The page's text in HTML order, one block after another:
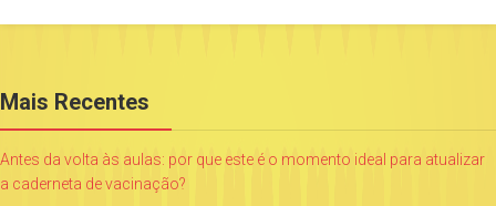
Mais Recentes
Antes da volta às aulas: por que este é o momento ideal para atualizar
a caderneta de vacinação?